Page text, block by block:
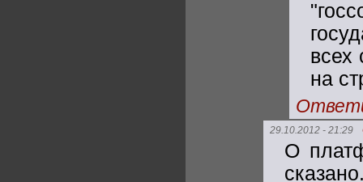
всех
на
29.10.2012 - 21:29
О